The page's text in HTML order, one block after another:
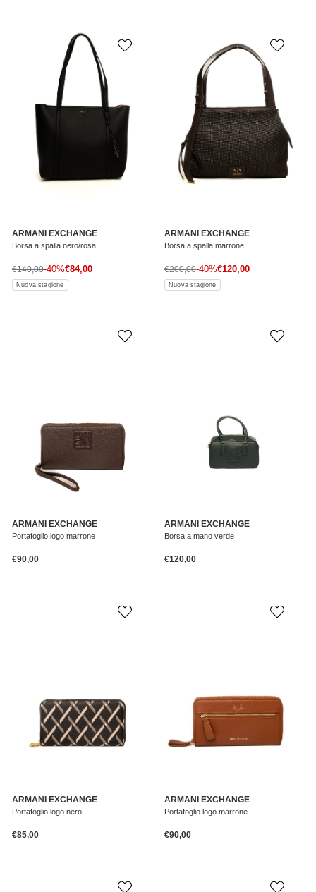
ARMANI EXCHANGE
Borsa a spalla nero/rosa
Prezzo di vendita
€84,00
Prezzo normale
€140,00-40%
Nuova stagione
ARMANI EXCHANGE
Borsa a spalla marrone
Prezzo di vendita
€120,00
Prezzo normale
€200,00-40%
Nuova stagione
ARMANI EXCHANGE
Portafoglio logo marrone
Prezzo normale
€90,00
ARMANI EXCHANGE
Borsa a mano verde
Prezzo normale
€120,00
ARMANI EXCHANGE
Portafoglio logo nero
Prezzo normale
€85,00
ARMANI EXCHANGE
Portafoglio logo marrone
Prezzo normale
€90,00